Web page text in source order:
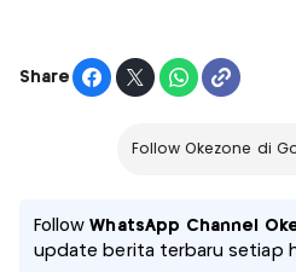
Share
Follow Okezone di
FollowWhatsApp Channel
update berita terbaru setiap